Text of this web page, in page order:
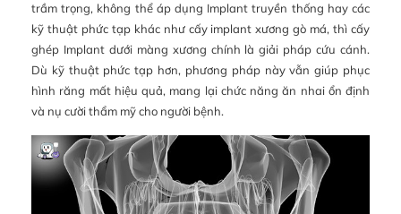
trầm trọng, không thể áp dụng Implant truyền thống hay các
kỹ thuật phức tạp khác như cấy implant xương gò má, thì cấy
ghép Implant dưới màng xương chính là giải pháp cứu cánh.
Dù kỹ thuật phức tạp hơn, phương pháp này vẫn giúp phục
hình răng mất hiệu quả, mang lại chức năng ăn nhai ổn định
và nụ cười thẩm mỹ cho người bệnh.